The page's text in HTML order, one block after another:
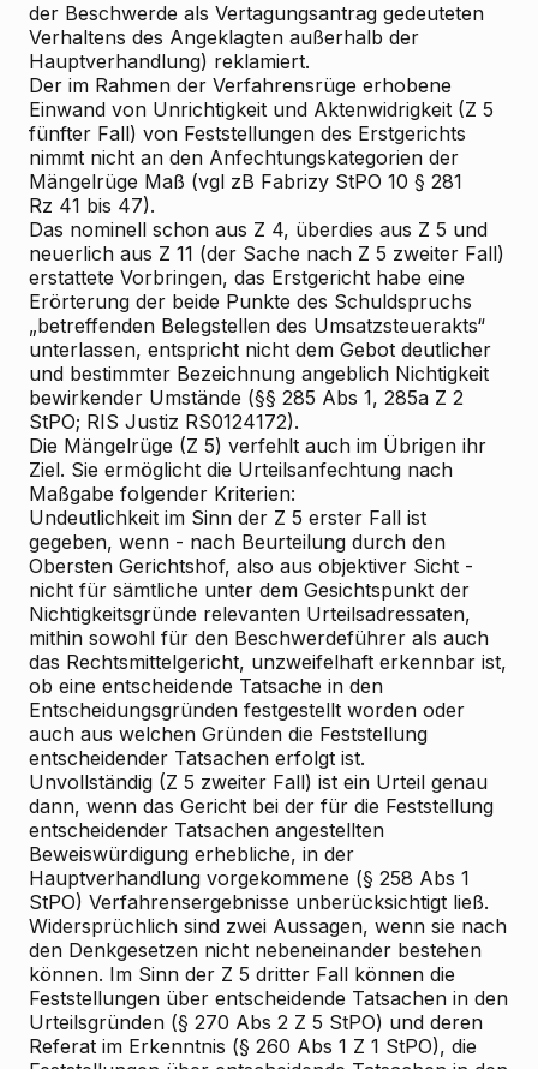
der Beschwerde als Vertagungsantrag gedeuteten
Verhaltens des Angeklagten außerhalb der
Hauptverhandlung) reklamiert.
Der im Rahmen der Verfahrensrüge erhobene
Einwand von Unrichtigkeit und Aktenwidrigkeit (Z 5
fünfter Fall) von Feststellungen des Erstgerichts
nimmt nicht an den Anfechtungskategorien der
Mängelrüge Maß (vgl zB Fabrizy StPO 10 § 281
Rz 41 bis 47).
Das nominell schon aus Z 4, überdies aus Z 5 und
neuerlich aus Z 11 (der Sache nach Z 5 zweiter Fall)
erstattete Vorbringen, das Erstgericht habe eine
Erörterung der beide Punkte des Schuldspruchs
„betreffenden Belegstellen des Umsatzsteuerakts“
unterlassen, entspricht nicht dem Gebot deutlicher
und bestimmter Bezeichnung angeblich Nichtigkeit
bewirkender Umstände (§§ 285 Abs 1, 285a Z 2
StPO; RIS Justiz RS0124172).
Die Mängelrüge (Z 5) verfehlt auch im Übrigen ihr
Ziel. Sie ermöglicht die Urteilsanfechtung nach
Maßgabe folgender Kriterien:
Undeutlichkeit im Sinn der Z 5 erster Fall ist
gegeben, wenn - nach Beurteilung durch den
Obersten Gerichtshof, also aus objektiver Sicht -
nicht für sämtliche unter dem Gesichtspunkt der
Nichtigkeitsgründe relevanten Urteilsadressaten,
mithin sowohl für den Beschwerdeführer als auch
das Rechtsmittelgericht, unzweifelhaft erkennbar ist,
ob eine entscheidende Tatsache in den
Entscheidungsgründen festgestellt worden oder
auch aus welchen Gründen die Feststellung
entscheidender Tatsachen erfolgt ist.
Unvollständig (Z 5 zweiter Fall) ist ein Urteil genau
dann, wenn das Gericht bei der für die Feststellung
entscheidender Tatsachen angestellten
Beweiswürdigung erhebliche, in der
Hauptverhandlung vorgekommene (§ 258 Abs 1
StPO) Verfahrensergebnisse unberücksichtigt ließ.
Widersprüchlich sind zwei Aussagen, wenn sie nach
den Denkgesetzen nicht nebeneinander bestehen
können. Im Sinn der Z 5 dritter Fall können die
Feststellungen über entscheidende Tatsachen in den
Urteilsgründen (§ 270 Abs 2 Z 5 StPO) und deren
Referat im Erkenntnis (§ 260 Abs 1 Z 1 StPO), die